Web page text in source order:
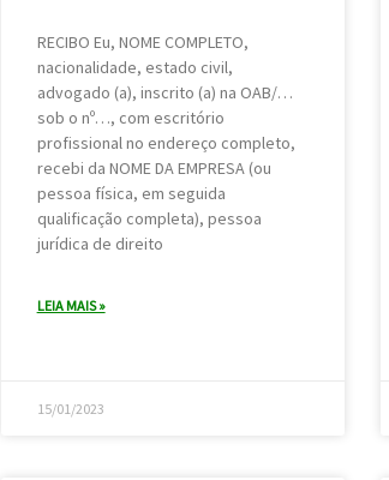
RECIBO Eu, NOME COMPLETO,
nacionalidade, estado civil,
advogado (a), inscrito (a) na OAB/…
sob o nº…, com escritório
profissional no endereço completo,
recebi da NOME DA EMPRESA (ou
pessoa física, em seguida
qualificação completa), pessoa
jurídica de direito
LEIA MAIS »
15/01/2023